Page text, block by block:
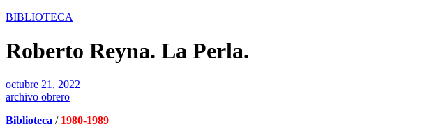
BIBLIOTECA
Roberto Reyna. La Perla.
octubre 21, 2022
archivo obrero
Biblioteca / 1980-1989